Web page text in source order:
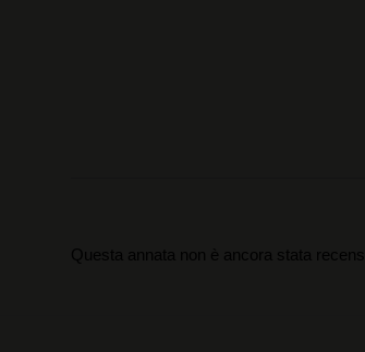
Questa annata non è ancora stata